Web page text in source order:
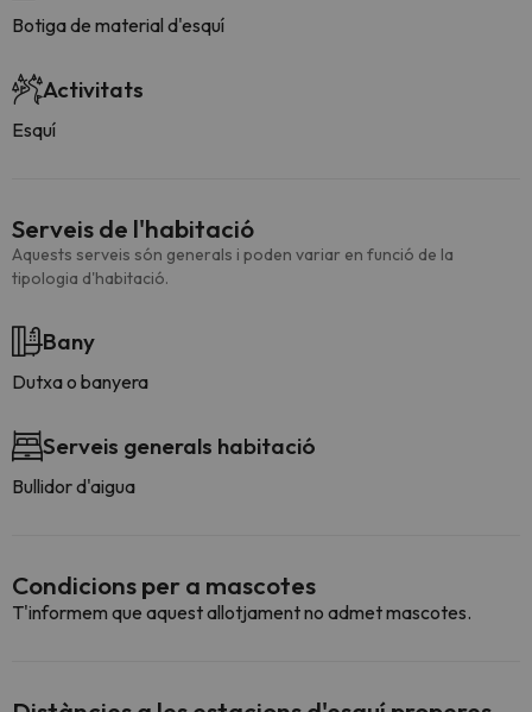
Botiga de material d'esquí
Activitats
Esquí
Serveis de l'habitació
Aquests serveis són generals i poden variar en funció de la
tipologia d'habitació.
Bany
Dutxa o banyera
Serveis generals habitació
Bullidor d'aigua
Condicions per a mascotes
T'informem que aquest allotjament no admet mascotes.